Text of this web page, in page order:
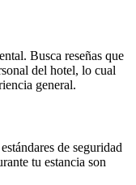
Busca reseñas que
del hotel, lo cual
general.
de seguridad
tu estancia son